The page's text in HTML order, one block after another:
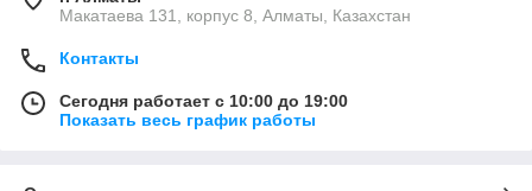
Макатаева 131, корпус 8, Алматы, Казахстан
Контакты
Сегодня работает с 10:00 до 19:00
Показать весь график работы